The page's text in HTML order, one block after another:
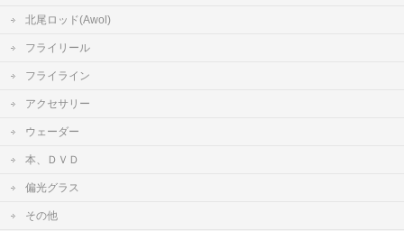
北尾ロッド(Awol)
フライリール
フライライン
アクセサリー
ウェーダー
本、ＤＶＤ
偏光グラス
その他